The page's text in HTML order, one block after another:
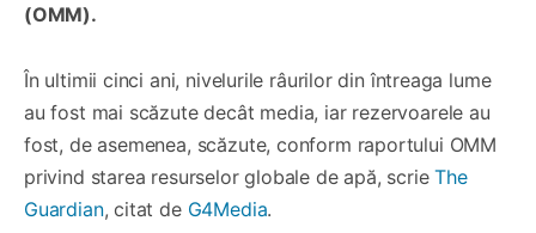
(OMM).
În ultimii cinci ani, nivelurile râurilor din întreaga lume
au fost mai scăzute decât media, iar rezervoarele au
fost, de asemenea, scăzute, conform raportului OMM
privind starea resurselor globale de apă, scrieThe
Guardian, citat de G4Media.